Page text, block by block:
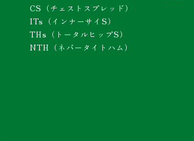
CS（チェストスプレッド）
ITs（インナーサイS）
THs（トータルヒップS）
NTH（ネバータイトハム）